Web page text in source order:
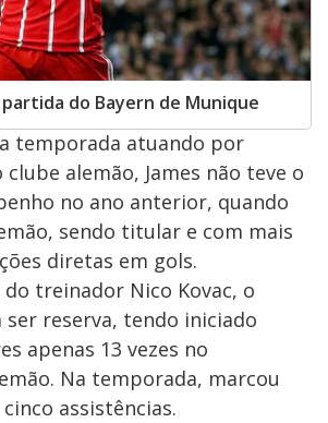
do Bayern de Munique
temporada atuando por
alemão, James não teve o
no ano anterior, quando
sendo titular e com mais
diretas em gols.
do treinador Nico Kovac, o
reserva, tendo iniciado
apenas 13 vezes no
Na temporada, marcou
assistências.